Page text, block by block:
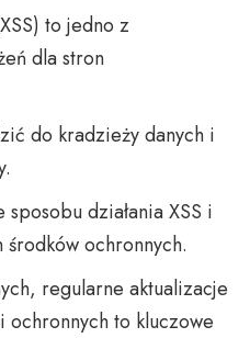
to jedno z
dla stron
do kradzieży danych i
działania XSS i
ochronnych.
regularne aktualizacje
to kluczowe